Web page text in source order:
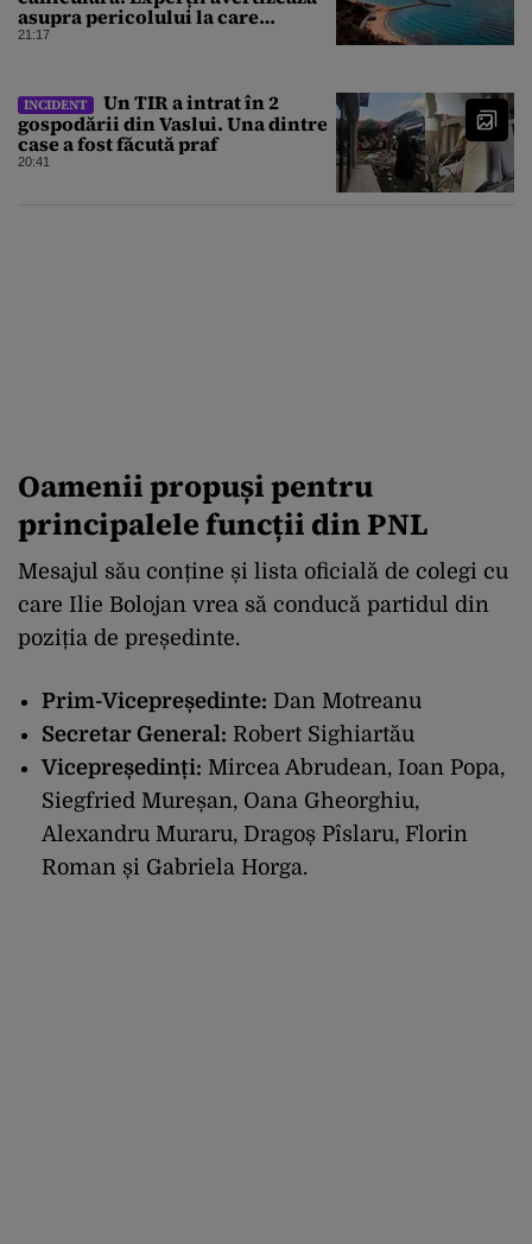
asupra pericolului la care
oamenii pot fi expuși
21:17
INCIDENT
Un TIR a intrat în 2
gospodării din Vaslui. Una dintre
case a fost făcută praf
20:41
Oamenii propuși pentru
principalele funcții din PNL
Mesajul său conține și lista oficială de colegi cu
care Ilie Bolojan vrea să conducă partidul din
poziția de președinte.
Prim-Vicepreședinte: Dan Motreanu
Secretar General: Robert Sighiartău
Vicepreședinți: Mircea Abrudean, Ioan Popa,
Siegfried Mureșan, Oana Gheorghiu,
Alexandru Muraru, Dragoș Pîslaru, Florin
Roman și Gabriela Horga.